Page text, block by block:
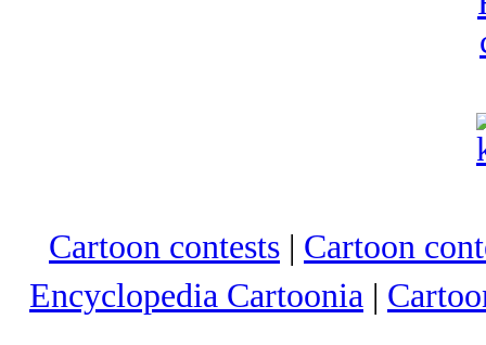
Cartoon contests | Cartoon
Encyclopedia Cartoonia |